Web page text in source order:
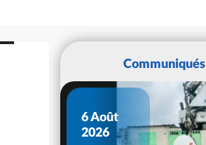
Communiqués
6 Août
2026